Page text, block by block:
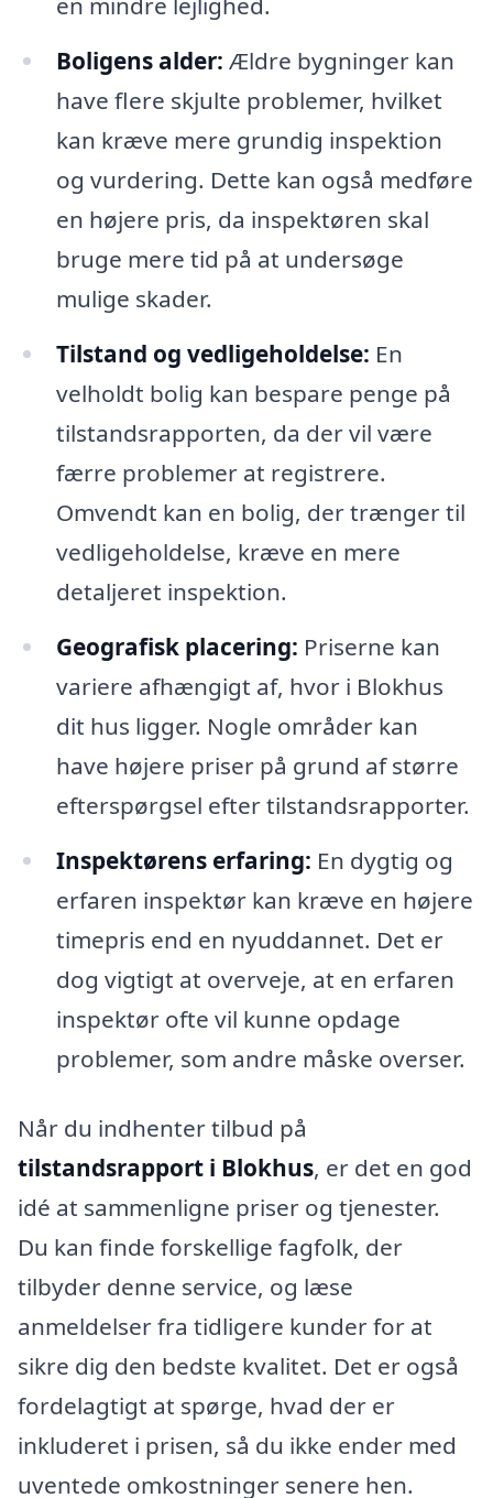
Boligens alder: Ældre bygninger kan
have flere skjulte problemer, hvilket
kan kræve mere grundig inspektion
og vurdering. Dette kan også medføre
en højere pris, da inspektøren skal
bruge mere tid på at undersøge
mulige skader.
Tilstand og vedligeholdelse: En
velholdt bolig kan bespare penge på
tilstandsrapporten, da der vil være
færre problemer at registrere.
Omvendt kan en bolig, der trænger til
vedligeholdelse, kræve en mere
detaljeret inspektion.
Geografisk placering: Priserne kan
variere afhængigt af, hvor i Blokhus
dit hus ligger. Nogle områder kan
have højere priser på grund af større
efterspørgsel efter tilstandsrapporter.
Inspektørens erfaring: En dygtig og
erfaren inspektør kan kræve en højere
timepris end en nyuddannet. Det er
dog vigtigt at overveje, at en erfaren
inspektør ofte vil kunne opdage
problemer, som andre måske overser.
Når du indhenter tilbud på
tilstandsrapport i Blokhus, er det en god
idé at sammenligne priser og tjenester.
Du kan finde forskellige fagfolk, der
tilbyder denne service, og læse
anmeldelser fra tidligere kunder for at
sikre dig den bedste kvalitet. Det er også
fordelagtigt at spørge, hvad der er
inkluderet i prisen, så du ikke ender med
uventede omkostninger senere hen.